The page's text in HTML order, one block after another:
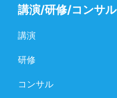
講演/研修/コンサル
講演
研修
コンサル